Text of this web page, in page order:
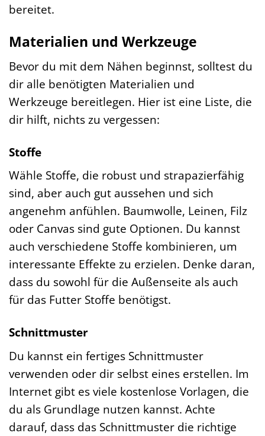
bereitet.
Materialien und Werkzeuge
Bevor du mit dem Nähen beginnst, solltest du
dir alle benötigten Materialien und
Werkzeuge bereitlegen. Hier ist eine Liste, die
dir hilft, nichts zu vergessen:
Stoffe
Wähle Stoffe, die robust und strapazierfähig
sind, aber auch gut aussehen und sich
angenehm anfühlen. Baumwolle, Leinen, Filz
oder Canvas sind gute Optionen. Du kannst
auch verschiedene Stoffe kombinieren, um
interessante Effekte zu erzielen. Denke daran,
dass du sowohl für die Außenseite als auch
für das Futter Stoffe benötigst.
Schnittmuster
Du kannst ein fertiges Schnittmuster
verwenden oder dir selbst eines erstellen. Im
Internet gibt es viele kostenlose Vorlagen, die
du als Grundlage nutzen kannst. Achte
darauf, dass das Schnittmuster die richtige